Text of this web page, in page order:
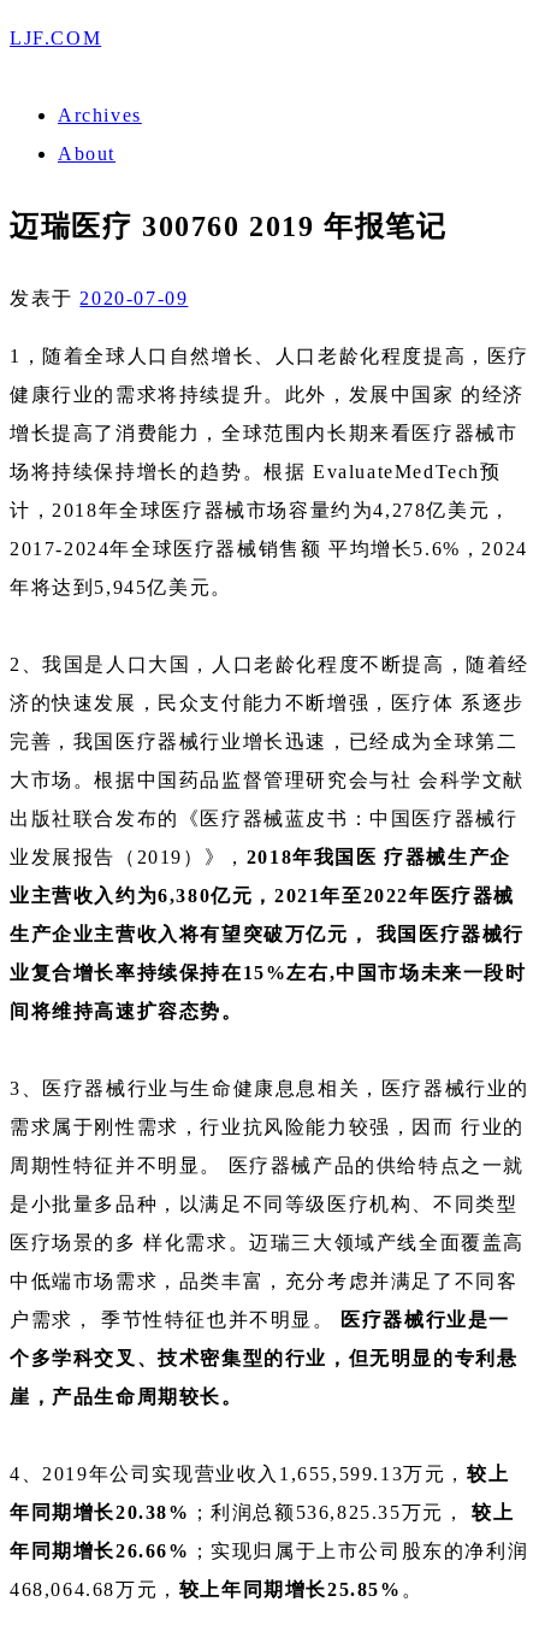
LJF.COM
Archives
About
迈瑞医疗 300760 2019 年报笔记
发表于 2020-07-09
1，随着全球人口自然增长、人口老龄化程度提高，医疗
健康行业的需求将持续提升。此外，发展中国家 的经济
增长提高了消费能力，全球范围内长期来看医疗器械市
场将持续保持增长的趋势。根据 EvaluateMedTech预
计，2018年全球医疗器械市场容量约为4,278亿美元，
2017-2024年全球医疗器械销售额 平均增长5.6%，2024
年将达到5,945亿美元。
2、我国是人口大国，人口老龄化程度不断提高，随着经
济的快速发展，民众支付能力不断增强，医疗体 系逐步
完善，我国医疗器械行业增长迅速，已经成为全球第二
大市场。根据中国药品监督管理研究会与社 会科学文献
出版社联合发布的《医疗器械蓝皮书：中国医疗器械行
业发展报告（2019）》， 2018年我国医 疗器械生产企
业主营收入约为6,380亿元，2021年至2022年医疗器械
生产企业主营收入将有望突破万亿元， 我国医疗器械行
业复合增长率持续保持在15%左右,中国市场未来一段时
间将维持高速扩容态势。
3、医疗器械行业与生命健康息息相关，医疗器械行业的
需求属于刚性需求，行业抗风险能力较强，因而 行业的
周期性特征并不明显。 医疗器械产品的供给特点之一就
是小批量多品种，以满足不同等级医疗机构、不同类型
医疗场景的多 样化需求。迈瑞三大领域产线全面覆盖高
中低端市场需求，品类丰富，充分考虑并满足了不同客
户需求， 季节性特征也并不明显。
医疗器械行业是一
个多学科交叉、技术密集型的行业，但无明显的专利悬
崖，产品生命周期较长。
4、2019年公司实现营业收入1,655,599.13万元， 较上
年同期增长20.38% ；利润总额536,825.35万元，较上
年同期增长26.66% ；实现归属于上市公司股东的净利润
468,064.68万元， 较上年同期增长25.85% 。